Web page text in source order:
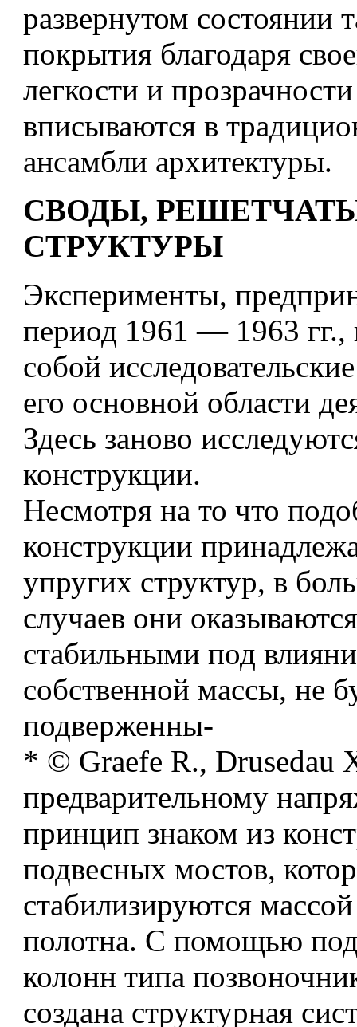
развернутом состоянии
покрытия благодаря
легкости и
вписываются в
ансамбли архитектуры.
СВОДЫ,
СТРУКТУРЫ
Эксперименты,
период 1961 — 1963 гг.,
собой
его основной области
Здесь заново
конструкции.
Несмотря на то что
конструкции
упругих структур, в
случаев они
стабильными под
собственной массы, не
подверженны-
* © Graefe R., Drusedau
предварительному
принцип знаком из
подвесных мостов,
стабилизируются
полотна. С помощью
колонн типа
создана структурная